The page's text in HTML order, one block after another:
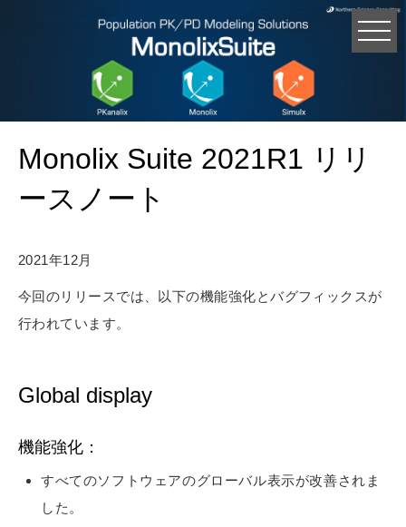
Monolix Suite 2021R1 リリ
ースノート
2021年12月
今回のリリースでは、以下の機能強化とバグフィックスが
行われています。
Global display
機能強化：
すべてのソフトウェアのグローバル表示が改善されま
した。